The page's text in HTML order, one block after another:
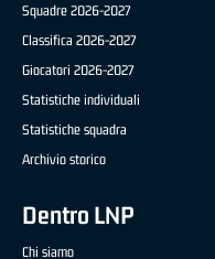
Squadre 2026-2027
Classifica 2026-2027
Giocatori 2026-2027
Statistiche individuali
Statistiche squadra
Archivio storico
Dentro LNP
Chi siamo